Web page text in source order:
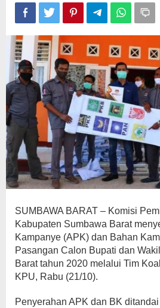
SUMBAWA BARAT – Komisi
Kabupaten Sumbawa Barat
Kampanye (APK) dan Bahan
Pasangan Calon Bupati dan
Barat tahun 2020 melalui Tim
KPU, Rabu (21/10).
Penyerahan APK dan BK